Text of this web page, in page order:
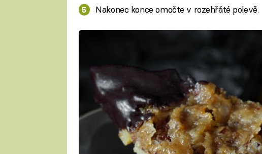
Nakonec konce omočte v rozehřáté polevě.